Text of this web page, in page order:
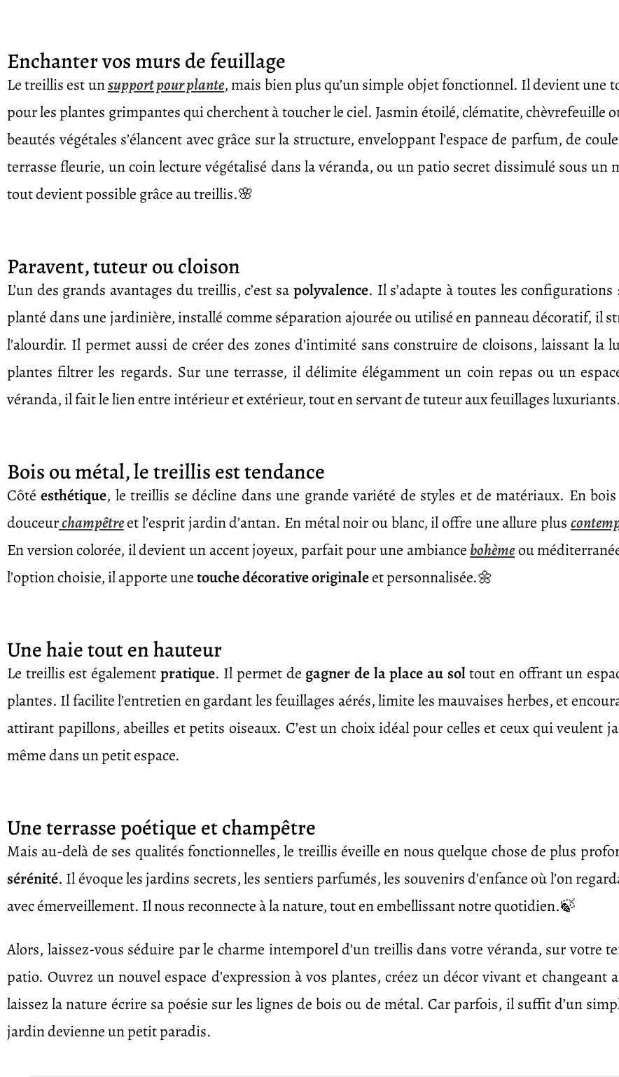
Enchanter vos murs de feuillage
Le treillis est unsupport pour plante, mais bien plus qu’un simple objet fonctionnel. Il devient une
pour les plantes grimpantes qui cherchent à toucher le ciel. Jasmin étoilé, clématite, chèvrefeuille
beautés végétales s’élancent avec grâce sur la structure, enveloppant l’espace de parfum, de
terrasse fleurie, un coin lecture végétalisé dans la véranda, ou un patio secret dissimulé sous un
tout devient possible grâce au treillis.🌸
Paravent, tuteur ou cloison
L’un des grands avantages du treillis, c’est sa polyvalence. Il s’adapte à toutes les
planté dans une jardinière, installé comme séparation ajourée ou utilisé en panneau décoratif, il
l’alourdir. Il permet aussi de créer des zones d’intimité sans construire de cloisons, laissant la
plantes filtrer les regards. Sur une terrasse, il délimite élégamment un coin repas ou un
véranda, il fait le lien entre intérieur et extérieur, tout en servant de tuteur aux feuillages luxuriants.
Bois ou métal, le treillis est tendance
Côtéesthétique, le treillis se décline dans une grande variété de styles et de matériaux. En
douceurchampêtreet l’esprit jardin d’antan. En métal noir ou blanc, il offre une allure plus
En version colorée, il devient un accent joyeux, parfait pour une ambiance bohèmeou
l’option choisie, il apporte unetouche décorative originaleet personnalisée.🌼
Une haie tout en hauteur
Le treillis est également pratique. Il permet de gagner de la place au soltout en offrant un
plantes. Il facilite l’entretien en gardant les feuillages aérés, limite les mauvaises herbes, et
attirant papillons, abeilles et petits oiseaux. C’est un choix idéal pour celles et ceux qui veulent
même dans un petit espace.
Une terrasse poétique et champêtre
Mais au-delà de ses qualités fonctionnelles, le treillis éveille en nous quelque chose de plus
sérénité. Il évoque les jardins secrets, les sentiers parfumés, les souvenirs d’enfance où l’on
avec émerveillement. Il nous reconnecte à la nature, tout en embellissant notre quotidien.🍃
Alors, laissez-vous séduire par le charme intemporel d’un treillis dans votre véranda, sur votre
patio. Ouvrez un nouvel espace d’expression à vos plantes, créez un décor vivant et changeant
laissez la nature écrire sa poésie sur les lignes de bois ou de métal. Car parfois, il suffit d’un
jardin devienne un petit paradis.